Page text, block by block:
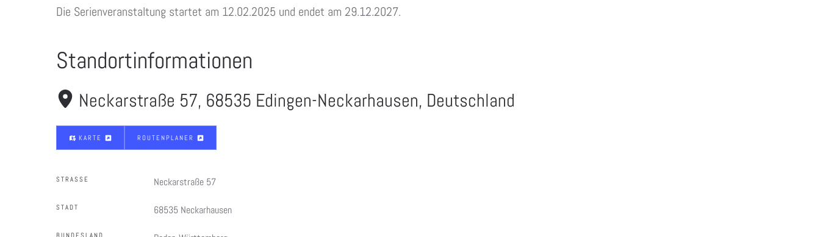
Die Serienveranstaltung startet am 12.02.2025 und endet am 29.12.2027.
Standortinformationen
Neckarstraße 57, 68535 Edingen-Neckarhausen, Deutschland
KARTE ROUTENPLANER
STRASSE Neckarstraße 57
STADT 68535 Neckarhausen
BUNDESLAND